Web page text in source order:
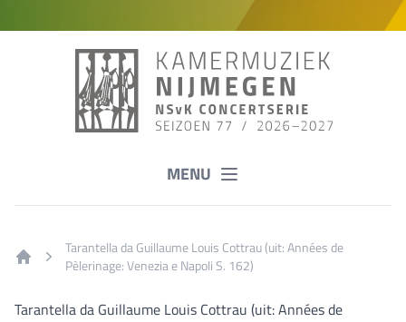
MENU
Tarantella da Guillaume Louis Cottrau (uit: Années de
Pèlerinage: Venezia e Napoli S. 162)
Tarantella da Guillaume Louis Cottrau (uit: Années de